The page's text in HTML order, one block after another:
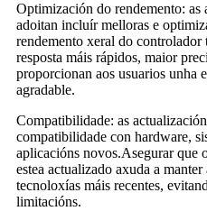
Optimización do rendemento: as
adoitan incluír melloras e
rendemento xeral do
resposta máis rápidos, maior
proporcionan aos usuarios unha
agradable.
Compatibilidade: as
compatibilidade con hardware,
aplicacións novos.Asegurar que
estea actualizado axuda a
tecnoloxías máis recentes,
limitacións.